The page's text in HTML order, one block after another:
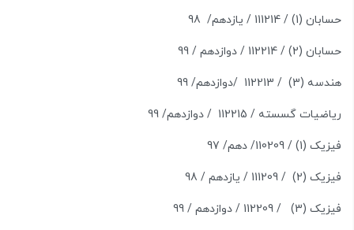
حسابان (1) / 111214 / یازدهم/ 98
حسابان (2) / 112214 / دوازدهم / 99
هندسه (3) / 112213 /دوازدهم/ 99
ریاضیات گسسته / 112215 / دوازدهم/ 99
فیزیک (1) / 110209/ دهم/ 97
فیزیک (2) / 111209 / یازدهم / 98
فیزیک (3) / 112209 / دوازدهم / 99